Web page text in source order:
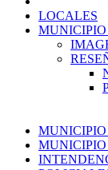
LOCALES